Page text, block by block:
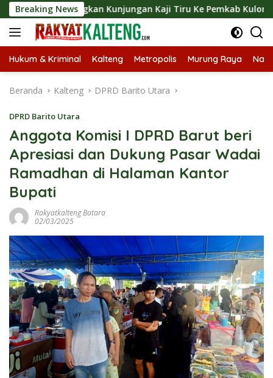
Langsung
ke
konten
Breaking NewsKunjungan Kaji Tiru Ke Pemkab Kulon Progo
Hukum & Kriminal Kalteng Metropolis Murung Raya
Beranda Kalteng DPRD Barito Utara
DPRD Barito Utara
Anggota Komisi I DPRD Barut beri
Apresiasi dan Dukung Pasar Wadai
Ramadhan di Halaman Kantor
Bupati
Rakyatkalteng Batara
02/03/2025